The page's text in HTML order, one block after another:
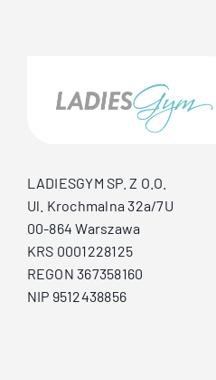
LADIESGYM SP. Z O.O.
Ul. Krochmalna 32a/7U
00-864 Warszawa
KRS 0001228125
REGON 367358160
NIP 9512438856